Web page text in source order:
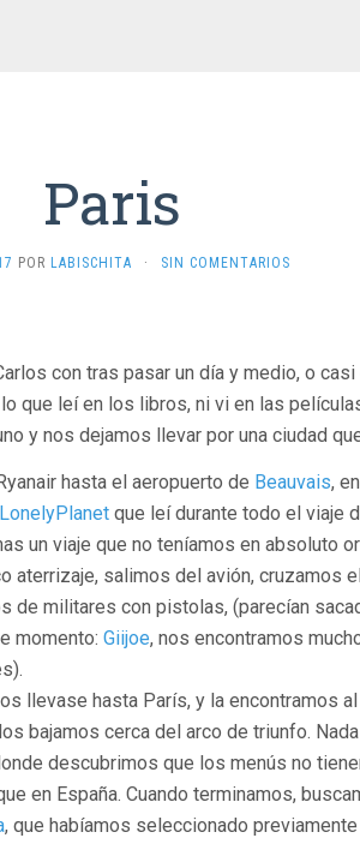
Paris
POR LABISCHITA · SIN COMENTARIOS
con tras pasar un día y medio, o
que leí en los libros, ni vi en las
y nos dejamos llevar por una ciudad
hasta el aeropuerto de Beauvais,
LonelyPlanet que leí durante todo el viaje
un viaje que no teníamos en absoluto
aterrizaje, salimos del avión, cruzamos
militares con pistolas, (parecían
momento: Giijoe, nos encontramos
llevase hasta París, y la encontramos
bajamos cerca del arco de triunfo.
descubrimos que los menús no
en España. Cuando terminamos,
, que habíamos seleccionado